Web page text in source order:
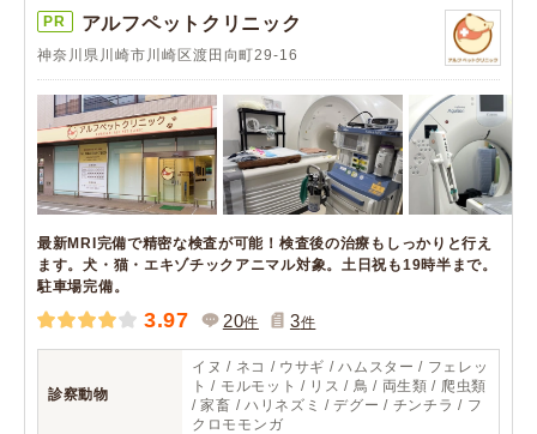
PR アルフペットクリニック
神奈川県川崎市川崎区渡田向町29-16
最新MRI完備で精密な検査が可能！検査後の治療もしっかりと行え
ます。犬・猫・エキゾチックアニマル対象。土日祝も19時半まで。
駐車場完備。
3.97 20件 3件
診察動物
イヌ / ネコ / ウサギ / ハムスター / フェレッ
ト / モルモット / リス / 鳥 / 両生類 / 爬虫類
/ 家畜 / ハリネズミ / デグー / チンチラ / フ
クロモモンガ